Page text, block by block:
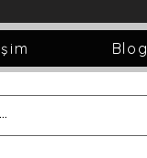
Blog